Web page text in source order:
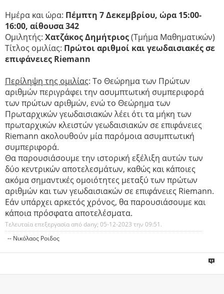
Ημέρα και ώρα: Πέμπτη 7 Δεκεμβρίου, ώρα 15:00-
16:00, αίθουσα 342
Ομιλητής: Χατζάκος Δημήτριος(Τμήμα Μαθηματικών)
Τίτλος ομιλίας: Πρώτοι αριθμοί και γεωδαισιακές σε
επιφάνειες Riemann
Περίληψη της ομιλίας: Το Θεώρημα των Πρώτων
αριθμών περιγράφει την ασυμπτωτική συμπεριφορά
των πρώτων αριθμών, ενώ το Θεώρημα των
Πρωταρχικών γεωδαισιακών λέει ότι τα μήκη των
πρωταρχικών κλειστών γεωδαισιακών σε επιφάνειες
Riemann ακολουθούν μία παρόμοια ασυμπτωτική
συμπεριφορά.
Θα παρουσιάσουμε την ιστορική εξέλιξη αυτών των
δύο κεντρικών αποτελεσμάτων, καθώς και κάποιες
ακόμα σημαντικές ομοιότητες μεταξύ των πρώτων
αριθμών και των γεωδαισιακών σε επιφάνειες Riemann.
Εάν υπάρχει αρκετός χρόνος, θα παρουσιάσουμε και
κάποια πρόσφατα αποτελέσματα.
Τελευταία επεξεργασία από dany; 05-12-2023 την 09:51 .
-- Νικόλαος Ροιδος